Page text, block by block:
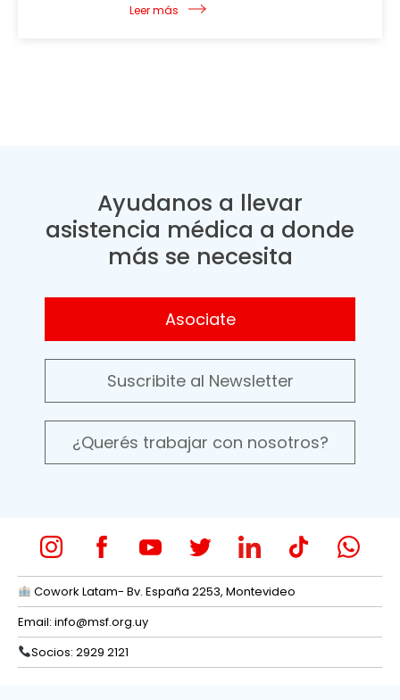
Leer más
Ayudanos a llevar
asistencia médica a donde
más se necesita
Asociate
Suscribite al Newsletter
¿Querés trabajar con nosotros?
Cowork Latam- Bv. España 2253, Montevideo
Email: info@msf.org.uy
Socios: 2929 2121